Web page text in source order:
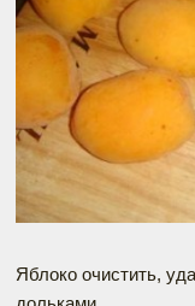
Яблоко очистить,